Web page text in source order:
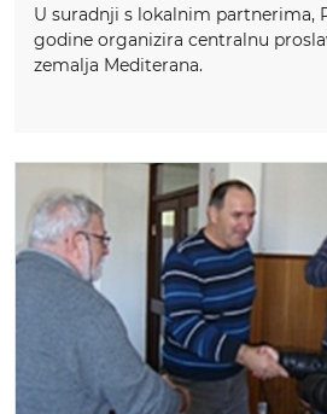
U suradnji s lokalnim partnerima,
godine organizira centralnu
zemalja Mediterana.